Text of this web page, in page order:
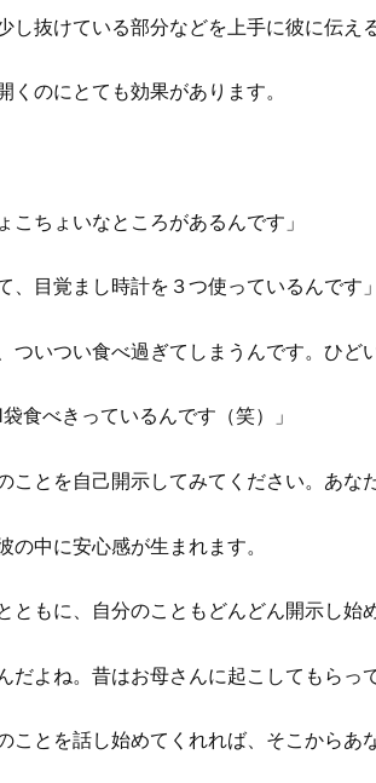
し抜けている部分などを上手に彼に伝え
くのにとても効果があります。
こちょいなところがあるんです」
、目覚まし時計を３つ使っているんです」
ついつい食べ過ぎてしまうんです。ひど
食べきっているんです（笑）」
ことを自己開示してみてください。あな
の中に安心感が生まれます。
ともに、自分のこともどんどん開示し始
だよね。昔はお母さんに起こしてもらっ
ことを話し始めてくれれば、そこからあ